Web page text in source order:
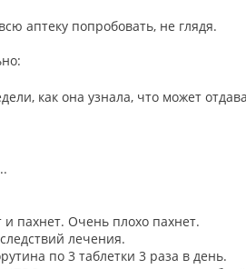
аптеку попробовать, не глядя.
как она узнала, что может
пахнет. Очень плохо пахнет.
лечения.
по 3 таблетки 3 раза в день.